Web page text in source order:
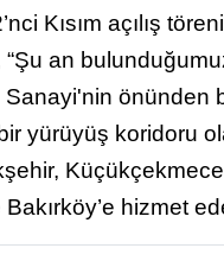
Kısım açılış
an
Sanayi'nin önünden
yürüyüş koridoru
hizmet